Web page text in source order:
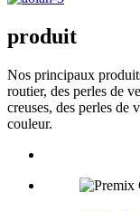
produit
Nos principaux
routier, des perles de
creuses, des perles de
couleur.